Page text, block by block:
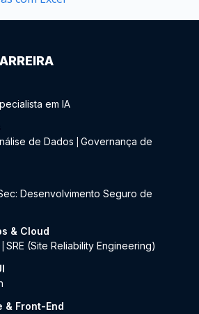
em IA
de Dados
Governança de
Desenvolvimento Seguro de
& Cloud
SRE (Site Reliability Engineering)
& Front-End